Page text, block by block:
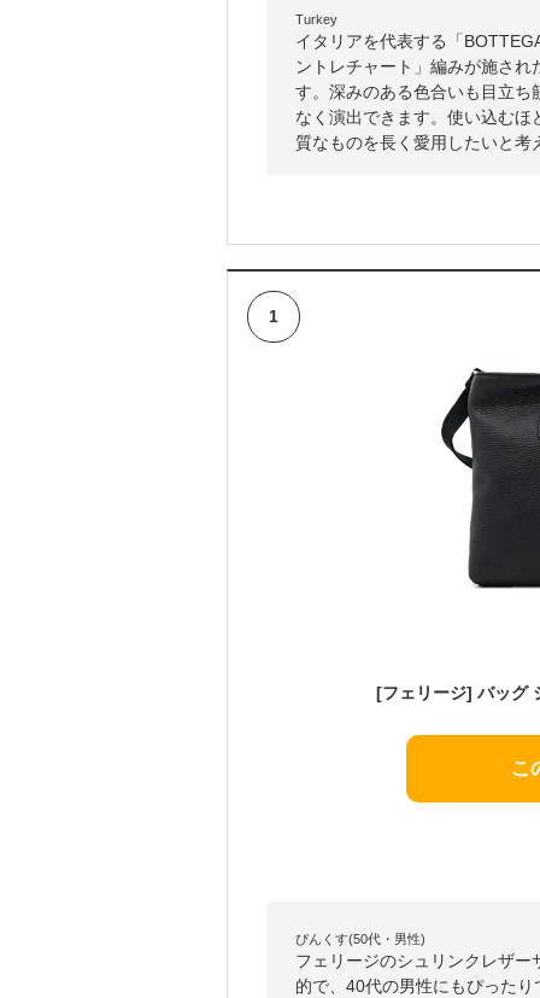
Turkey
イタリアを代表する「
ントレチャート」編みが施さ
す。深みのある色合いも目立
なく演出できます。使い込む
質なものを長く愛用したいと
1
こ
ぴんくす(50代・男性)
フェリージのシュリンクレザ
的で、40代の男性にもぴった